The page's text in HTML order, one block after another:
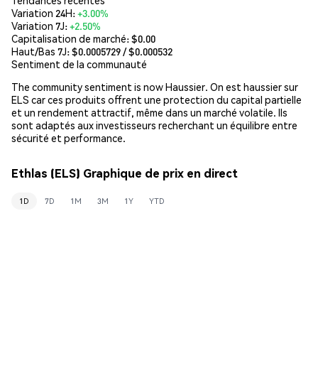
Variation 24H:+3.00%
Variation 7J:+2.50%
Capitalisation de marché:$0.00
Haut/Bas 7J: $0.0005729/ $0.000532
Sentiment de la communauté
The community sentiment is now Haussier. On est haussier sur
ELS car ces produits offrent une protection du capital partielle
et un rendement attractif, même dans un marché volatile. Ils
sont adaptés aux investisseurs recherchant un équilibre entre
sécurité et performance.
Ethlas (ELS) Graphique de prix en direct
1D 7D 1M 3M 1Y YTD